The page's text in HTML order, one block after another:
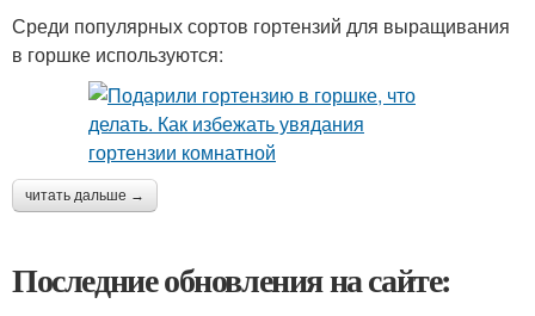
Среди популярных сортов гортензий для выращивания
в горшке используются:
читать дальше →
Последние обновления на сайте: